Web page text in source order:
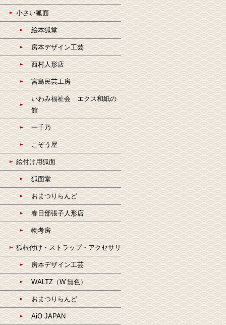
小さい狐面
絵本狐堂
房本デザイン工芸
西村人形店
宮島民芸工房
いわみ福祉会 エクス和紙の
館
一千乃
こぞう屋
絵付け用狐面
狐面堂
おまつりらんど
春日部張子人形店
物考房
狐根付け・ストラップ・アクセサリ
房本デザイン工芸
WALTZ（W.無色）
おまつりらんど
AiO JAPAN